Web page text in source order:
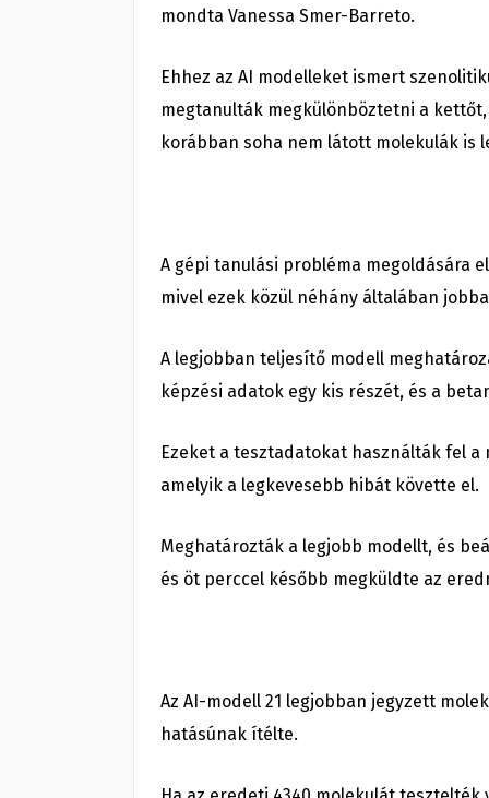
mondta Vanessa Smer-Barreto.
Ehhez az AI modelleket ismert
megtanulták megkülönböztetni a
korábban soha nem látott molekulák is
A gépi tanulási probléma megoldására
mivel ezek közül néhány általában
A legjobban teljesítő modell
képzési adatok egy kis részét, és a
Ezeket a tesztadatokat használták fel
amelyik a legkevesebb hibát követte el.
Meghatározták a legjobb modellt, és
és öt perccel később megküldte az
Az AI-modell 21 legjobban jegyzett
hatásúnak ítélte.